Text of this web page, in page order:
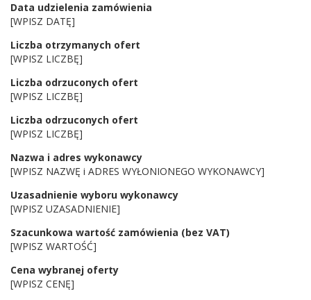
Data udzielenia zamówienia
[WPISZ DATĘ]
Liczba otrzymanych ofert
[WPISZ LICZBĘ]
Liczba odrzuconych ofert
[WPISZ LICZBĘ]
Liczba odrzuconych ofert
[WPISZ LICZBĘ]
Nazwa i adres wykonawcy
[WPISZ NAZWĘ i ADRES WYŁONIONEGO WYKONAWCY]
Uzasadnienie wyboru wykonawcy
[WPISZ UZASADNIENIE]
Szacunkowa wartość zamówienia (bez VAT)
[WPISZ WARTOŚĆ]
Cena wybranej oferty
[WPISZ CENĘ]